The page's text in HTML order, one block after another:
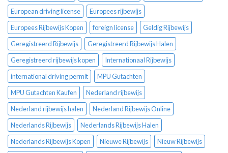
European driving license
Europees rijbewijs
Europees Rijbewijs Kopen
foreign license
Geldig Rijbewijs
Geregistreerd Rijbewijs
Geregistreerd Rijbewijs Halen
Geregistreerd rijbewijs kopen
Internationaal Rijbewijs
international driving permit
MPU Gutachten
MPU Gutachten Kaufen
Nederland rijbewijs
Nederland rijbewijs halen
Nederland Rijbewijs Online
Nederlands Rijbewijs
Nederlands Rijbewijs Halen
Nederlands Rijbewijs Kopen
Nieuwe Rijbewijs
Nieuw Rijbewijs